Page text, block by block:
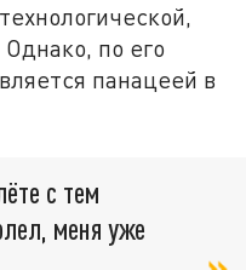
по его
панацеей в
с тем
меня уже